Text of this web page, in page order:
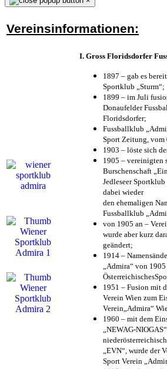
Vereinsinformationen:
I. Gross Floridsdorfer
1897 – gab es
Sportklub „Sturm“;
1899 – im Juli
Donaufelder
Floridsdorfer;
Fussballklub
Sport Zeitung, vom
1903 – löste sich
1905 – vereinigten
Burschenschaft
Jedleseer
dabei wieder
den ehemaligen
Fussballklub
von 1905 an –
wurde aber kurz
geändert;
1914 –
„Admira“ von
1951 – Fusion mit
Verein Wien zum
Verein„Admira“
1960 – mit dem
„NEWAG-
„EVN“, wurde der
Sport Verein